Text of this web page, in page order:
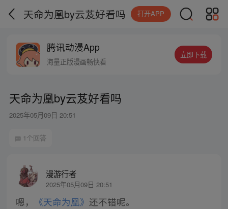
天命为凰by云芨好看吗 打开APP
腾讯动漫App
海量正版漫画畅快看
立即下载
天命为凰by云芨好看吗
2025年05月09日 20:51
1个回答
漫游行者
2025年05月09日 20:51
嗯， 《天命为凰》 还不错呢。